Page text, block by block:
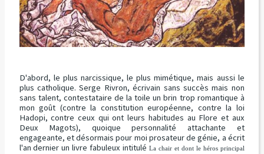
D'abord, le plus narcissique, le plus mimétique, mais aussi le
plus catholique. Serge Rivron, écrivain sans succès mais non
sans talent, contestataire de la toile un brin trop romantique à
mon goût (contre la constitution européenne, contre la loi
Hadopi, contre ceux qui ont leurs habitudes au Flore et aux
Deux Magots), quoique personnalité attachante et
engageante, et désormais pour moi prosateur de génie, a écrit
l'an dernier un livre fabuleux intitulé La chair et dont le héros principal